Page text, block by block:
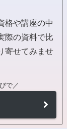
格や講座の中
際の資料で比
寄せてみませ
で／